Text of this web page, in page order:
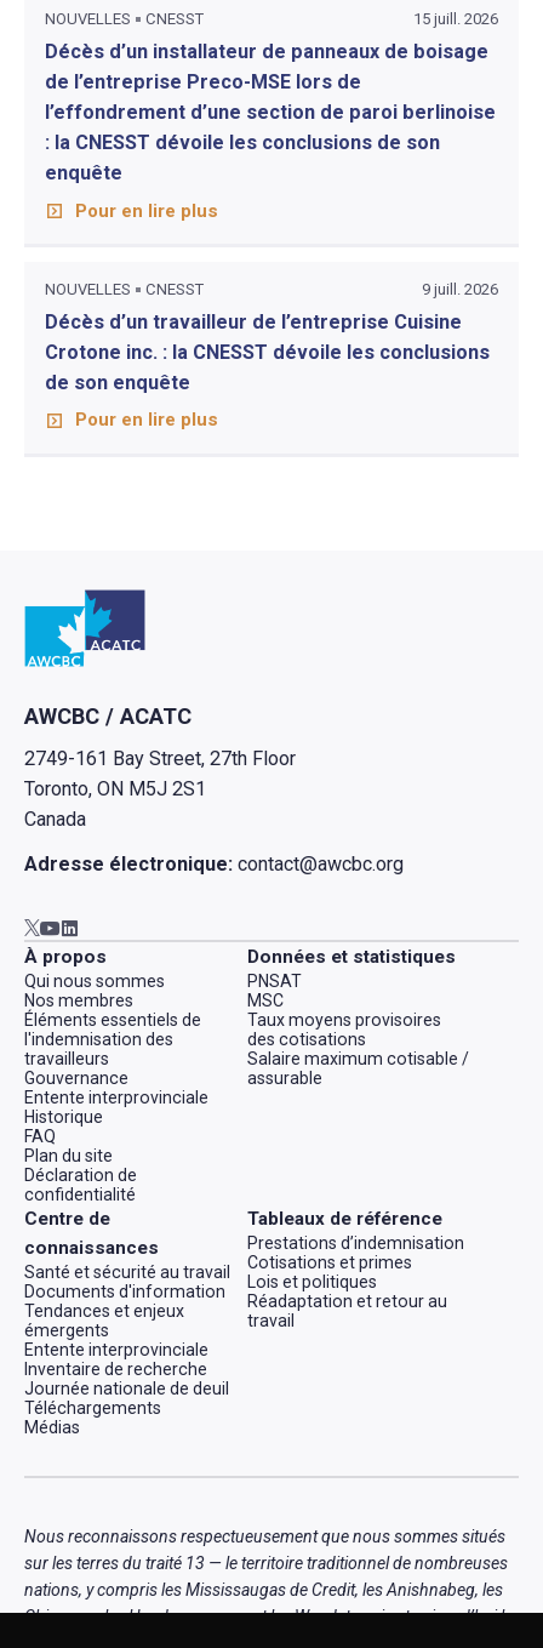
NOUVELLES CNESST 15 juill. 2026
Décès d’un installateur de panneaux de boisage
de l’entreprise Preco-MSE lors de
l’effondrement d’une section de paroi berlinoise
: la CNESST dévoile les conclusions de son
enquête
Pour en lire plus
NOUVELLES CNESST 9 juill. 2026
Décès d’un travailleur de l’entreprise Cuisine
Crotone inc. : la CNESST dévoile les conclusions
de son enquête
Pour en lire plus
Retour à l'Accueil
AWCBC / ACATC
2749-161 Bay Street, 27th Floor
Toronto, ON M5J 2S1
Canada
Adresse électronique:contact@awcbc.org
Aller à AWCBC / ACATC twitter in new tab
Aller à AWCBC / ACATC youtube in new tab
À propos
Qui nous sommes
Nos membres
Éléments essentiels de
l'indemnisation des
travailleurs
Gouvernance
Entente interprovinciale
Historique
FAQ
Plan du site
Déclaration de
confidentialité
Données et statistiques
PNSAT
MSC
Taux moyens provisoires
des cotisations
Salaire maximum cotisable /
assurable
Centre de
connaissances
Santé et sécurité au travail
Documents d'information
Tendances et enjeux
émergents
Entente interprovinciale
Inventaire de recherche
Journée nationale de deuil
Téléchargements
Médias
Tableaux de référence
Prestations d’indemnisation
Cotisations et primes
Lois et politiques
Réadaptation et retour au
travail
Nous reconnaissons respectueusement que nous sommes situés
sur les terres du traité 13 — le territoire traditionnel de nombreuses
nations, y compris les Mississaugas de Credit, les Anishnabeg, les
Chippewa, les Haudenosaunee et les Wendat , qui est aujourd’hui le